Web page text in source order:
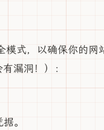
式，以确保你的网
漏洞！）：
。